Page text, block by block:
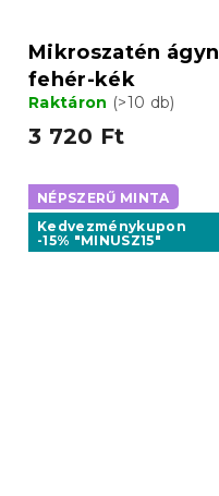
Mikroszatén
fehér-kék
Raktáron (>10 db)
3 720 Ft
NÉPSZERŰ MINTA
Kedvezménykupon
-15% "MINUSZ15"